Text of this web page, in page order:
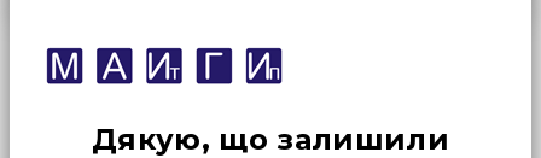
Дякую, що залишили